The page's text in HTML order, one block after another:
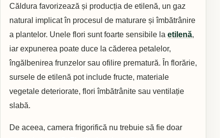
Căldura favorizează și producția de etilenă, un gaz
natural implicat în procesul de maturare și îmbătrânire
a plantelor. Unele flori sunt foarte sensibile la etilenă,
iar expunerea poate duce la căderea petalelor,
îngălbenirea frunzelor sau ofilire prematură. În florărie,
sursele de etilenă pot include fructe, materiale
vegetale deteriorate, flori îmbătrânite sau ventilație
slabă.
De aceea, camera frigorifică nu trebuie să fie doar